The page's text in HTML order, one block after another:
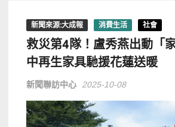
新聞來源:大成報 消費生活 社會
救災第4隊！盧秀燕出動「
中再生家具馳援花蓮送暖
新聞聯訪中心 2025-10-08